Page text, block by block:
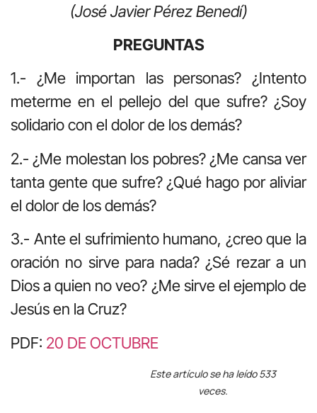
(José Javier Pérez Benedí)
PREGUNTAS
1.- ¿Me importan las personas? ¿Intento
meterme en el pellejo del que sufre? ¿Soy
solidario con el dolor de los demás?
2.- ¿Me molestan los pobres? ¿Me cansa ver
tanta gente que sufre? ¿Qué hago por aliviar
el dolor de los demás?
3.- Ante el sufrimiento humano, ¿creo que la
oración no sirve para nada? ¿Sé rezar a un
Dios a quien no veo? ¿Me sirve el ejemplo de
Jesús en la Cruz?
PDF: 20 DE OCTUBRE
Este artículo se ha leído 533
veces.